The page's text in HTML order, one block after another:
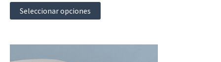
Seleccionar opciones
Este
producto